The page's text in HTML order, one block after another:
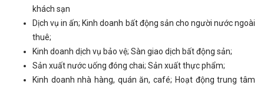
khách sạn
Dịch vụ in ấn; Kinh doanh bất động sản cho người nước ngoài
thuê;
Kinh doanh dịch vụ bảo vệ; Sàn giao dịch bất động sản;
Sản xuất nước uống đóng chai; Sản xuất thực phẩm;
Kinh doanh nhà hàng, quán ăn, café; Hoạt động trung tâm